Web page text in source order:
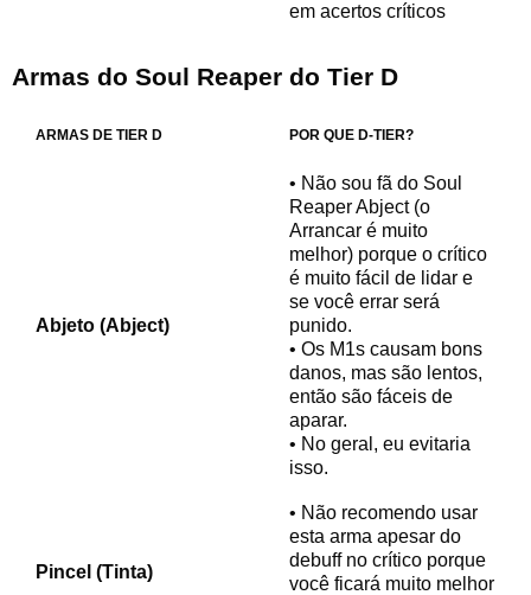
em acertos críticos
Armas do Soul Reaper do Tier D
ARMAS DE TIER D POR QUE D-TIER?
Abjeto (Abject)
• Não sou fã do Soul
Reaper Abject (o
Arrancar é muito
melhor) porque o crítico
é muito fácil de lidar e
se você errar será
punido.
• Os M1s causam bons
danos, mas são lentos,
então são fáceis de
aparar.
• No geral, eu evitaria
isso.
Pincel (Tinta)
• Não recomendo usar
esta arma apesar do
debuff no crítico porque
você ficará muito melhor